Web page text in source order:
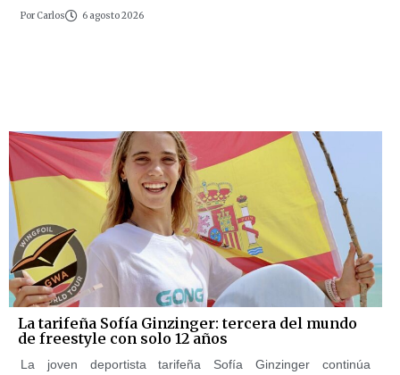
Por Carlos 6 agosto 2026
La tarifeña Sofía Ginzinger: tercera del mundo
de freestyle con solo 12 años
La joven deportista tarifeña Sofía Ginzinger continúa